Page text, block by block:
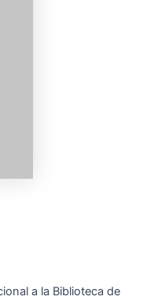
a la Biblioteca de